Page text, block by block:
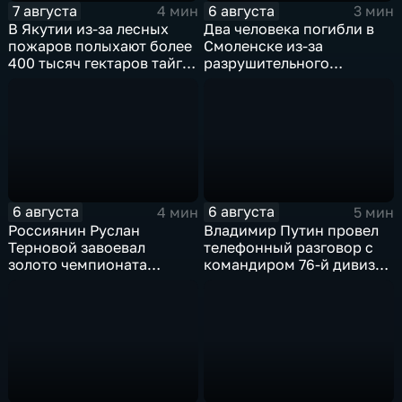
7 августа
4 мин
В Якутии из-за лесных
пожаров полыхают более
400 тысяч гектаров тайги,
6 августа
3 мин
Два человека погибли в
Смоленске из-за
разрушительного
6 августа
4 мин
Россиянин Руслан
Терновой завоевал
золото чемпионата
6 августа
5 мин
Владимир Путин провел
телефонный разговор с
командиром 76-й дивизии